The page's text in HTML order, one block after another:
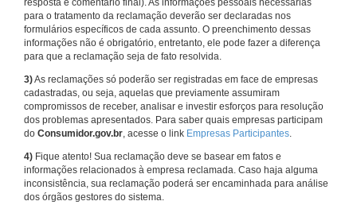
resposta e comentário final). As informações pessoais necessárias
para o tratamento da reclamação deverão ser declaradas nos
formulários específicos de cada assunto. O preenchimento dessas
informações não é obrigatório, entretanto, ele pode fazer a diferença
para que a reclamação seja de fato resolvida.
3)As reclamações só poderão ser registradas em face de empresas
cadastradas, ou seja, aquelas que previamente assumiram
compromissos de receber, analisar e investir esforços para resolução
dos problemas apresentados. Para saber quais empresas participam
do Consumidor.gov.br, acesse o link Empresas Participantes.
4) Fique atento! Sua reclamação deve se basear em fatos e
informações relacionados à empresa reclamada. Caso haja alguma
inconsistência, sua reclamação poderá ser encaminhada para análise
dos órgãos gestores do sistema.